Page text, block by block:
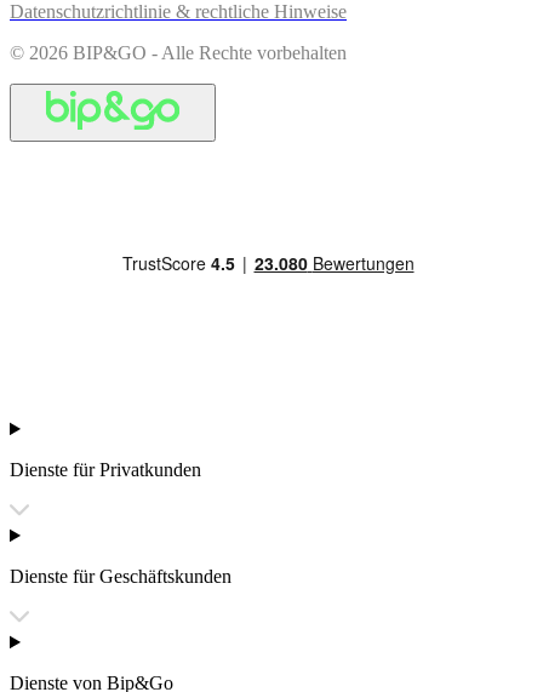
Datenschutzrichtlinie & rechtliche Hinweise
© 2026 BIP&GO - Alle Rechte vorbehalten
Dienste für Privatkunden
Dienste für Geschäftskunden
Dienste von Bip&Go